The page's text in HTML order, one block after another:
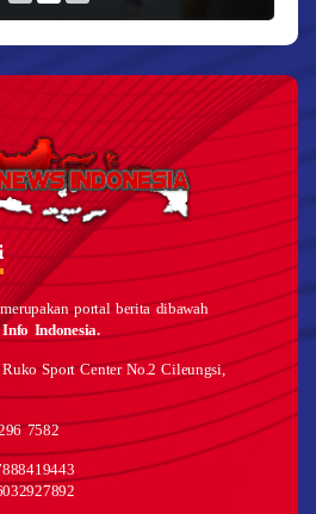
portal berita dibawah
Indonesia.
Sport Center No.2 Cileungsi,
7582